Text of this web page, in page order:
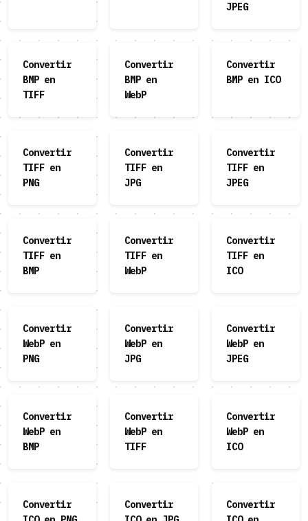
JPEG
Convertir
BMP en
TIFF
Convertir
BMP en
WebP
Convertir
BMP en ICO
Convertir
TIFF en
PNG
Convertir
TIFF en
JPG
Convertir
TIFF en
JPEG
Convertir
TIFF en
BMP
Convertir
TIFF en
WebP
Convertir
TIFF en
ICO
Convertir
WebP en
PNG
Convertir
WebP en
JPG
Convertir
WebP en
JPEG
Convertir
WebP en
BMP
Convertir
WebP en
TIFF
Convertir
WebP en
ICO
Convertir
Convertir
Convertir